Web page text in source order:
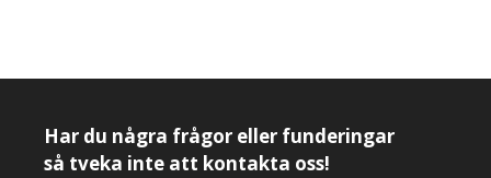
Har du några frågor eller funderingar
så tveka inte att kontakta oss!